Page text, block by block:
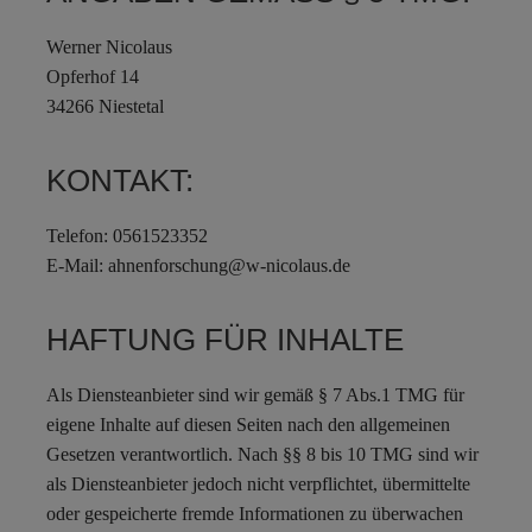
Werner Nicolaus
Opferhof 14
34266 Niestetal
KONTAKT:
Telefon: 0561523352
E-Mail: ahnenforschung@w-nicolaus.de
HAFTUNG FÜR INHALTE
Als Diensteanbieter sind wir gemäß § 7 Abs.1 TMG für
eigene Inhalte auf diesen Seiten nach den allgemeinen
Gesetzen verantwortlich. Nach §§ 8 bis 10 TMG sind wir
als Diensteanbieter jedoch nicht verpflichtet, übermittelte
oder gespeicherte fremde Informationen zu überwachen